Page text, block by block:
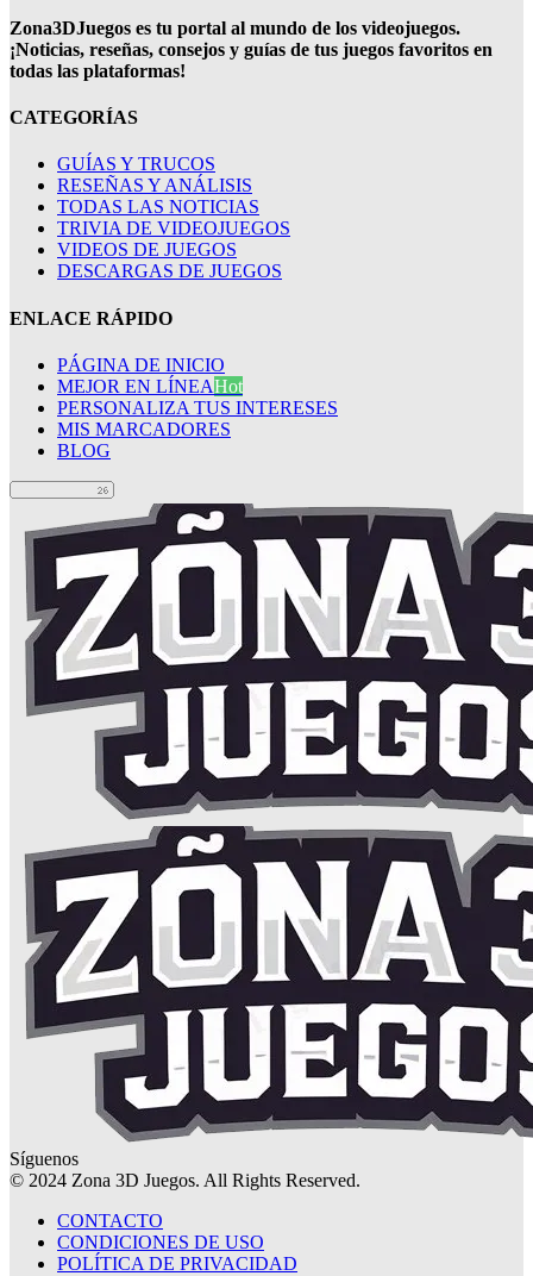
Zona3DJuegos es tu portal al mundo de los videojuegos.
¡Noticias, reseñas, consejos y guías de tus juegos favoritos en
todas las plataformas!
CATEGORÍAS
GUÍAS Y TRUCOS
RESEÑAS Y ANÁLISIS
TODAS LAS NOTICIAS
TRIVIA DE VIDEOJUEGOS
VIDEOS DE JUEGOS
DESCARGAS DE JUEGOS
ENLACE RÁPIDO
PÁGINA DE INICIO
MEJOR EN LÍNEAHot
PERSONALIZA TUS INTERESES
MIS MARCADORES
BLOG
Síguenos
© 2024 Zona 3D Juegos. All Rights Reserved.
CONTACTO
CONDICIONES DE USO
POLÍTICA DE PRIVACIDAD